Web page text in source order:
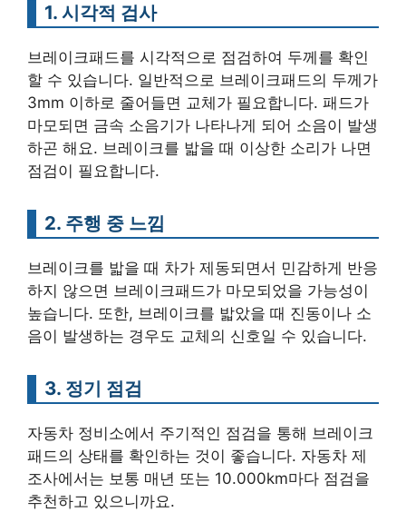
1. 시각적 검사
브레이크패드를 시각적으로 점검하여 두께를 확인
할 수 있습니다. 일반적으로 브레이크패드의 두께가
3mm 이하로 줄어들면 교체가 필요합니다. 패드가
마모되면 금속 소음기가 나타나게 되어 소음이 발생
하곤 해요. 브레이크를 밟을 때 이상한 소리가 나면
점검이 필요합니다.
2. 주행 중 느낌
브레이크를 밟을 때 차가 제동되면서 민감하게 반응
하지 않으면 브레이크패드가 마모되었을 가능성이
높습니다. 또한, 브레이크를 밟았을 때 진동이나 소
음이 발생하는 경우도 교체의 신호일 수 있습니다.
3. 정기 점검
자동차 정비소에서 주기적인 점검을 통해 브레이크
패드의 상태를 확인하는 것이 좋습니다. 자동차 제
조사에서는 보통 매년 또는 10.000km마다 점검을
추천하고 있으니까요.